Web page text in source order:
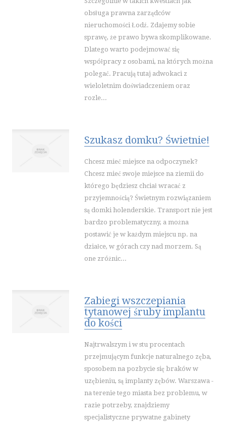
SPORT
IMPREZY INTEGRACYJNE
HOBBY
ZAJĘCIA SPORTOWE I REKREACYJNE
PRZEMYSŁ
INFORMATYCZNE
ADWOKACI, PORADY PRAWNE
ŚLUB I WESELE
SPRZĄTANIE, PORZĄDKOWANIE
SERWIS
OPIEKA
WAKACJE
HOTELE I NOCLEGI
PODRÓŻE
DIETETYKA, ODCHUDZANIE
KOSMETYKI
SALONY KOSMETYCZNE
SPRZĘT MEDYCZNY
SOFTWARE
OPROGRAMOWANIE
STRONY INTERNETOWE
obsługa prawna zarządców
nieruchomości Łodź. Zdajemy sobie
sprawę, że prawo bywa skomplikowane.
Dlatego warto podejmować się
współpracy z osobami, na których można
polegać. Pracują tutaj adwokaci z
wieloletnim doświadczeniem oraz
rozle...
Szukasz domku? Świetnie!
Chcesz mieć miejsce na odpoczynek?
Chcesz mieć swoje miejsce na ziemii do
którego będziesz chciał wracać z
przyjemnością? Świetnym rozwiązaniem
są domki holenderskie. Transport nie jest
bardzo problematyczny, a można
postawić je w każdym miejscu np. na
działce, w górach czy nad morzem. Są
one zróżnic...
Zabiegi wszczepiania
tytanowej śruby implantu
do kości
Najtrwalszym i w stu procentach
przejmującym funkcje naturalnego zęba,
sposobem na pozbycie się braków w
uzębieniu, są implanty zębów. Warszawa -
na terenie tego miasta bez problemu, w
razie potrzeby, znajdziemy
specjalistyczne prywatne gabinety